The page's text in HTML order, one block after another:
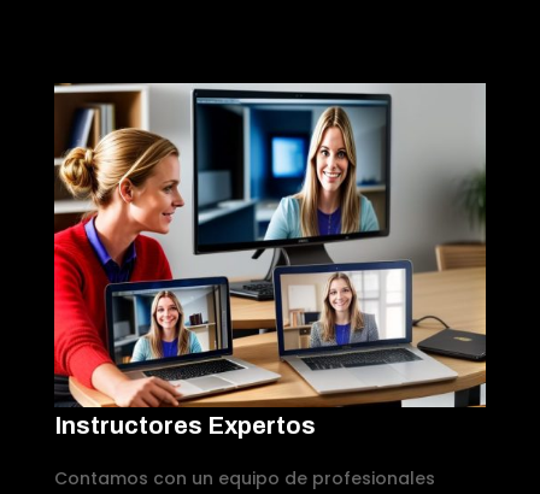
Instructores Expertos
Contamos con un equipo de profesionales